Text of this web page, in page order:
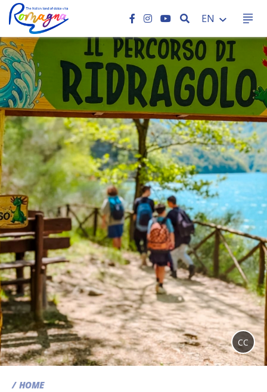
SEARCH
EN
CC
HOME